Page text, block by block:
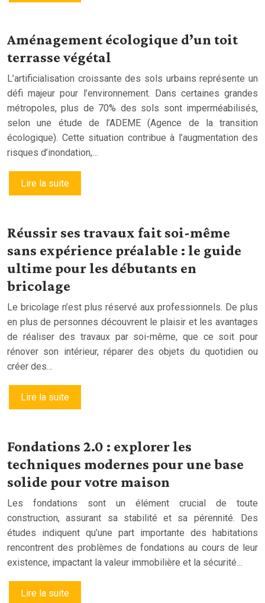
Aménagement écologique d’un toit
terrasse végétal
L’artificialisation croissante des sols urbains représente un
défi majeur pour l’environnement. Dans certaines grandes
métropoles, plus de 70% des sols sont imperméabilisés,
selon une étude de l’ADEME (Agence de la transition
écologique). Cette situation contribue à l’augmentation des
risques d’inondation,…
Lire la suite
Réussir ses travaux fait soi-même
sans expérience préalable : le guide
ultime pour les débutants en
bricolage
Le bricolage n’est plus réservé aux professionnels. De plus
en plus de personnes découvrent le plaisir et les avantages
de réaliser des travaux par soi-même, que ce soit pour
rénover son intérieur, réparer des objets du quotidien ou
créer des…
Lire la suite
Fondations 2.0 : explorer les
techniques modernes pour une base
solide pour votre maison
Les fondations sont un élément crucial de toute
construction, assurant sa stabilité et sa pérennité. Des
études indiquent qu’une part importante des habitations
rencontrent des problèmes de fondations au cours de leur
existence, impactant la valeur immobilière et la sécurité…
Lire la suite